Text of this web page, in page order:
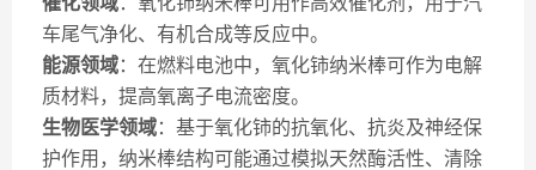
车尾气净化、有机合成等反应中。
能源领域：在燃料电池中，氧化铈纳米棒可作为电解
质材料，提高氧离子电流密度。
生物医学领域：基于氧化铈的抗氧化、抗炎及神经保
护作用，纳米棒结构可能通过模拟天然酶活性、清除